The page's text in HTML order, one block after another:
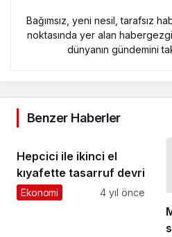
Bağımsız, yeni nesil, tarafsız
noktasında yer alan
dünyanın gündemini
Benzer Haberler
Hepcici ile ikinci el
kıyafette tasarruf devri
Ekonomi 4 yıl önce